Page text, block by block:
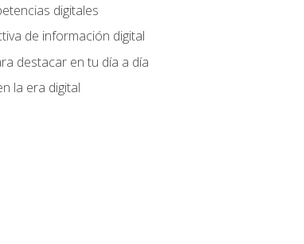
digitales
de información digital
destacar en tu día a día
la era digital